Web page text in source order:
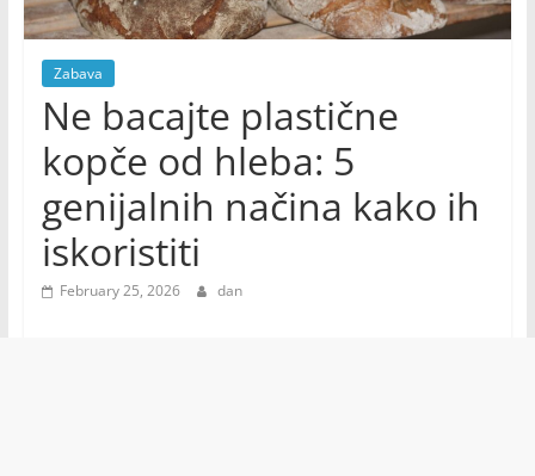
Zabava
Ne bacajte plastične
kopče od hleba: 5
genijalnih načina kako ih
iskoristiti
February 25, 2026 dan